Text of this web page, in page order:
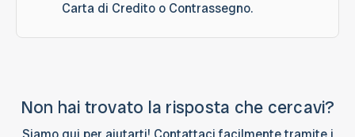
Carta di Credito o Contrassegno.
Non hai trovato la risposta che cercavi?